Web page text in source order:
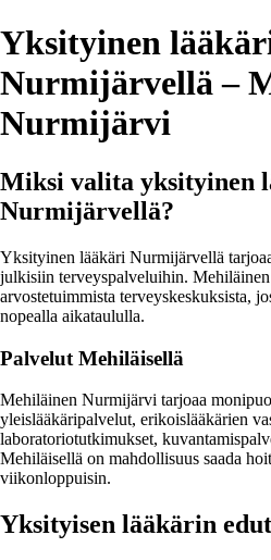
Yksityinen
Nurmijärvellä –
Nurmijärvi
Miksi valita yksityinen
Nurmijärvellä?
Yksityinen lääkäri Nurmijärvellä
julkisiin terveyspalveluihin.
arvostetuimmista terveyskeskuksista,
nopealla aikataululla.
Palvelut Mehiläisellä
Mehiläinen Nurmijärvi tarjoaa
yleislääkäripalvelut, erikoislääkärien
laboratoriotutkimukset,
Mehiläisellä on mahdollisuus saada
viikonloppuisin.
Yksityisen lääkärin edut